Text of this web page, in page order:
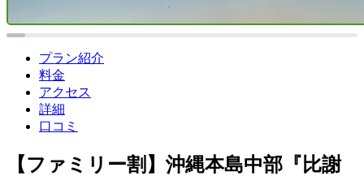
プラン紹介
料金
アクセス
詳細
口コミ
【ファミリー割】沖縄本島中部『比謝